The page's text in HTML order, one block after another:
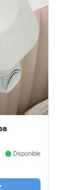
Disponible